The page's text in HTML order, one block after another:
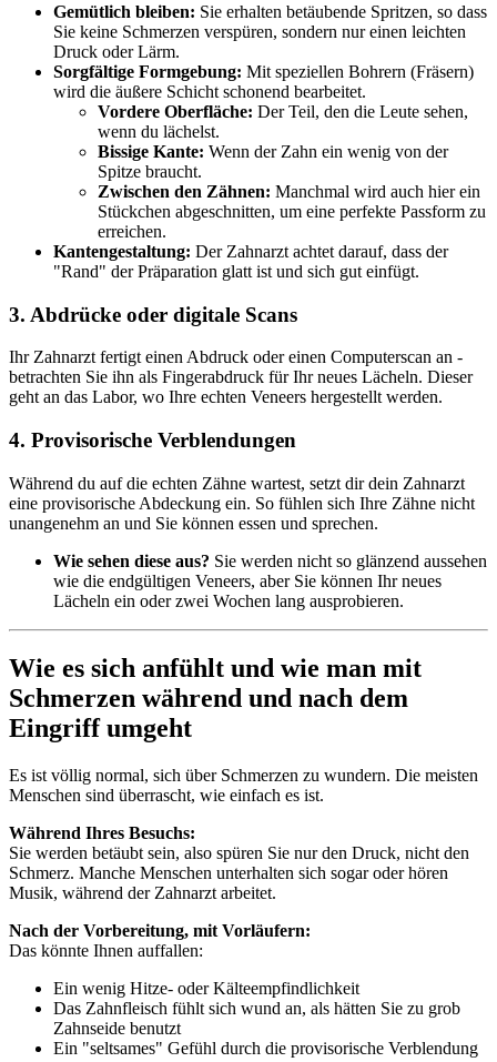
Gemütlich bleiben: Sie erhalten betäubende Spritzen, so dass
Sie keine Schmerzen verspüren, sondern nur einen leichten
Druck oder Lärm.
Sorgfältige Formgebung: Mit speziellen Bohrern (Fräsern)
wird die äußere Schicht schonend bearbeitet.
Vordere Oberfläche: Der Teil, den die Leute sehen,
wenn du lächelst.
Bissige Kante: Wenn der Zahn ein wenig von der
Spitze braucht.
Zwischen den Zähnen: Manchmal wird auch hier ein
Stückchen abgeschnitten, um eine perfekte Passform zu
erreichen.
Kantengestaltung: Der Zahnarzt achtet darauf, dass der
"Rand" der Präparation glatt ist und sich gut einfügt.
3. Abdrücke oder digitale Scans
Ihr Zahnarzt fertigt einen Abdruck oder einen Computerscan an -
betrachten Sie ihn als Fingerabdruck für Ihr neues Lächeln. Dieser
geht an das Labor, wo Ihre echten Veneers hergestellt werden.
4. Provisorische Verblendungen
Während du auf die echten Zähne wartest, setzt dir dein Zahnarzt
eine provisorische Abdeckung ein. So fühlen sich Ihre Zähne nicht
unangenehm an und Sie können essen und sprechen.
Wie sehen diese aus? Sie werden nicht so glänzend aussehen
wie die endgültigen Veneers, aber Sie können Ihr neues
Lächeln ein oder zwei Wochen lang ausprobieren.
Wie es sich anfühlt und wie man mit
Schmerzen während und nach dem
Eingriff umgeht
Es ist völlig normal, sich über Schmerzen zu wundern. Die meisten
Menschen sind überrascht, wie einfach es ist.
Während Ihres Besuchs:
Sie werden betäubt sein, also spüren Sie nur den Druck, nicht den
Schmerz. Manche Menschen unterhalten sich sogar oder hören
Musik, während der Zahnarzt arbeitet.
Nach der Vorbereitung, mit Vorläufern:
Das könnte Ihnen auffallen:
Ein wenig Hitze- oder Kälteempfindlichkeit
Das Zahnfleisch fühlt sich wund an, als hätten Sie zu grob
Zahnseide benutzt
Ein "seltsames" Gefühl durch die provisorische Verblendung